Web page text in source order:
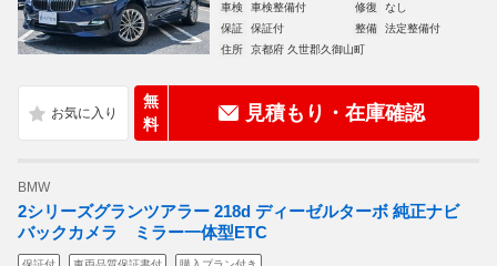
車検
車検整備付 修復
なし
保証
保証付 整備
法定整備付
住所
京都府 久世郡久御山町
無
料
見積もり・在庫確認
BMW
2シリーズグランツアラー 218d ディーゼルターボ 純正ナビ
バックカメラ ミラー一体型ETC